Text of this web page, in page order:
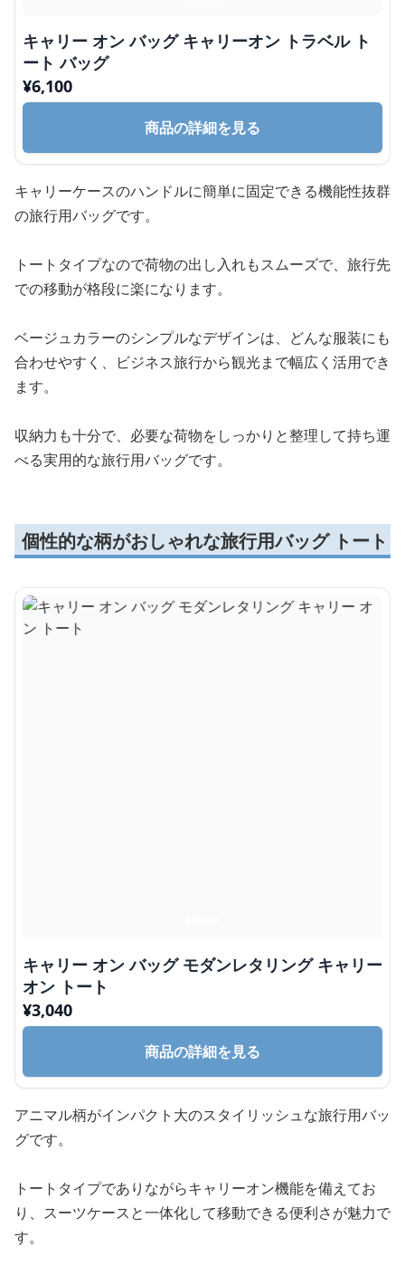
キャリー オン バッグ キャリーオン トラベル ト
ート バッグ
¥6,100
商品の詳細を見る
キャリーケースのハンドルに簡単に固定できる機能性抜群
の旅行用バッグです。
トートタイプなので荷物の出し入れもスムーズで、旅行先
での移動が格段に楽になります。
ベージュカラーのシンプルなデザインは、どんな服装にも
合わせやすく、ビジネス旅行から観光まで幅広く活用でき
ます。
収納力も十分で、必要な荷物をしっかりと整理して持ち運
べる実用的な旅行用バッグです。
個性的な柄がおしゃれな旅行用バッグ トート
キャリー オン バッグ モダンレタリング キャリー
オン トート
¥3,040
商品の詳細を見る
アニマル柄がインパクト大のスタイリッシュな旅行用バッ
グです。
トートタイプでありながらキャリーオン機能を備えてお
り、スーツケースと一体化して移動できる便利さが魅力で
す。